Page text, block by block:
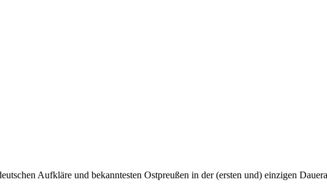
Aufkläre und bekanntesten Ostpreußen in der (ersten und) einzigen